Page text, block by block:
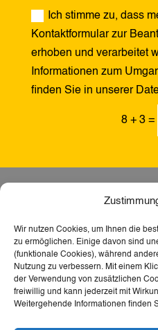
Wir nutzen Cookies, um Ihnen die
zu ermöglichen. Einige davon sind
(funktionale Cookies), während
Nutzung zu verbessern. Mit einem
der Verwendung von zusätzlichen
freiwillig und kann jederzeit mit
Weitergehende Informationen finden
Ich stimme zu, dass
Kontaktformular zur
erhoben und verarbeitet
Informationen zum
finden Sie in unserer
8 + 3 =